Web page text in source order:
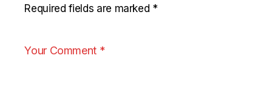
Required fields are marked *